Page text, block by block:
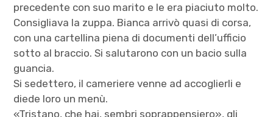
precedente con suo marito e le era piaciuto molto.
Consigliava la zuppa. Bianca arrivò quasi di corsa,
con una cartellina piena di documenti dell’ufficio
sotto al braccio. Si salutarono con un bacio sulla
guancia.
Si sedettero, il cameriere venne ad accoglierli e
diede loro un menù.
«Tristano, che hai, sembri soprappensiero», gli